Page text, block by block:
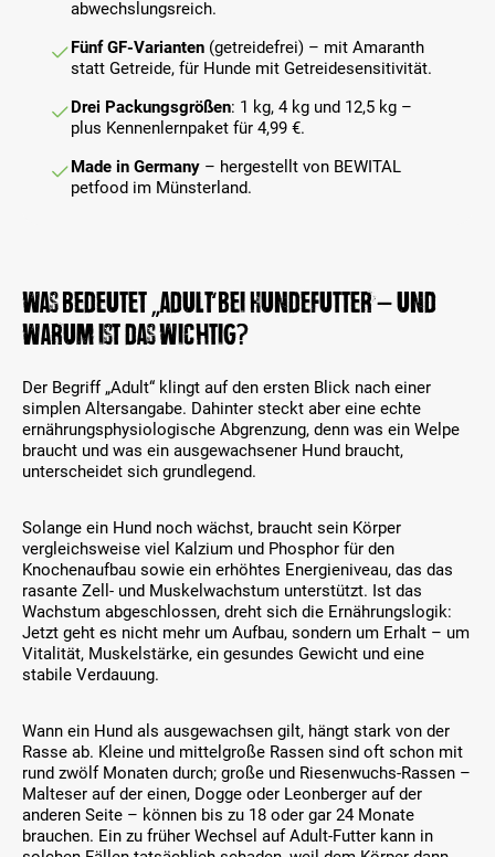
t
w
e
d
e
n
.
n
a
u
g
e
w
ä
h
w
e
r
d
e
n
abwechslungsreich.
Fünf GF-Varianten (getreidefrei) – mit Amaranth
statt Getreide, für Hunde mit Getreidesensitivität.
Drei Packungsgrößen: 1 kg, 4 kg und 12,5 kg –
plus Kennenlernpaket für 4,99 €.
Made in Germany – hergestellt von BEWITAL
petfood im Münsterland.
Was bedeutet „Adult“ bei Hundefutter – und
warum ist das wichtig?
Der Begriff „Adult“ klingt auf den ersten Blick nach einer
simplen Altersangabe. Dahinter steckt aber eine echte
ernährungsphysiologische Abgrenzung, denn was ein Welpe
braucht und was ein ausgewachsener Hund braucht,
unterscheidet sich grundlegend.
Solange ein Hund noch wächst, braucht sein Körper
vergleichsweise viel Kalzium und Phosphor für den
Knochenaufbau sowie ein erhöhtes Energieniveau, das das
rasante Zell- und Muskelwachstum unterstützt. Ist das
Wachstum abgeschlossen, dreht sich die Ernährungslogik:
Jetzt geht es nicht mehr um Aufbau, sondern um Erhalt – um
Vitalität, Muskelstärke, ein gesundes Gewicht und eine
stabile Verdauung.
Wann ein Hund als ausgewachsen gilt, hängt stark von der
Rasse ab. Kleine und mittelgroße Rassen sind oft schon mit
rund zwölf Monaten durch; große und Riesenwuchs-Rassen –
Malteser auf der einen, Dogge oder Leonberger auf der
anderen Seite – können bis zu 18 oder gar 24 Monate
brauchen. Ein zu früher Wechsel auf Adult-Futter kann in